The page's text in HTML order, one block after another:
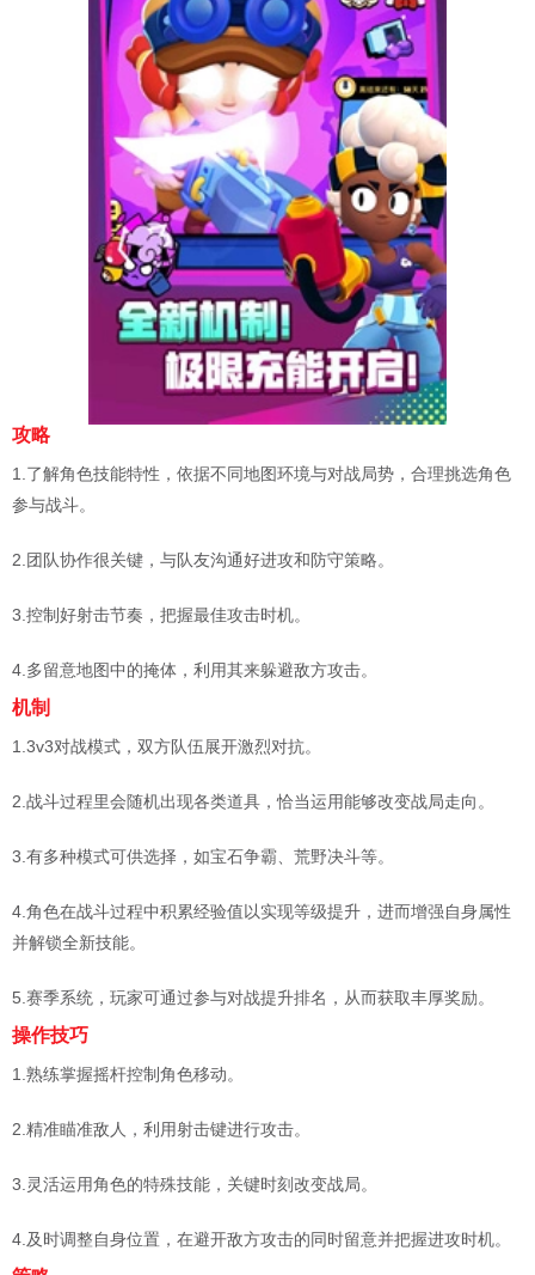
攻略
1.了解角色技能特性，依据不同地图环境与对战局势，合理挑选角色
参与战斗。
2.团队协作很关键，与队友沟通好进攻和防守策略。
3.控制好射击节奏，把握最佳攻击时机。
4.多留意地图中的掩体，利用其来躲避敌方攻击。
机制
1.3v3对战模式，双方队伍展开激烈对抗。
2.战斗过程里会随机出现各类道具，恰当运用能够改变战局走向。
3.有多种模式可供选择，如宝石争霸、荒野决斗等。
4.角色在战斗过程中积累经验值以实现等级提升，进而增强自身属性
并解锁全新技能。
5.赛季系统，玩家可通过参与对战提升排名，从而获取丰厚奖励。
操作技巧
1.熟练掌握摇杆控制角色移动。
2.精准瞄准敌人，利用射击键进行攻击。
3.灵活运用角色的特殊技能，关键时刻改变战局。
4.及时调整自身位置，在避开敌方攻击的同时留意并把握进攻时机。